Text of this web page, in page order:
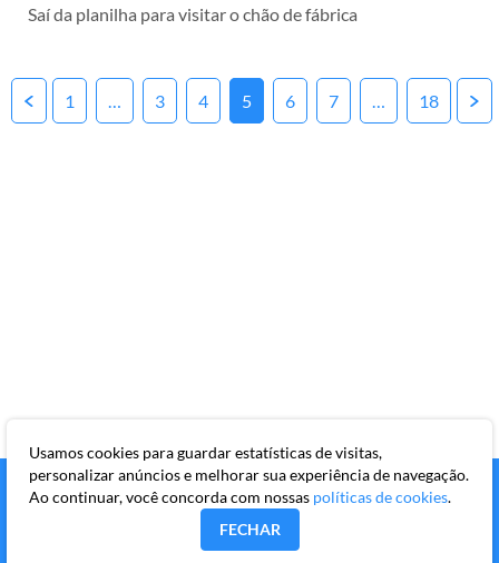
Saí da planilha para visitar o chão de fábrica
Posts
1 … 3 4 5 6 7 … 18
Usamos cookies para guardar estatísticas de visitas,
personalizar anúncios e melhorar sua experiência de navegação.
Ao continuar, você concorda com nossas políticas de cookies.
FECHAR